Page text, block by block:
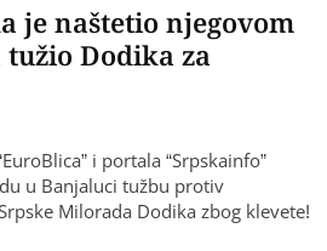
je naštetio njegovom
Dodika za
i portala “Srpskainfo”
u Banjaluci tužbu protiv
Milorada Dodika zbog klevete!